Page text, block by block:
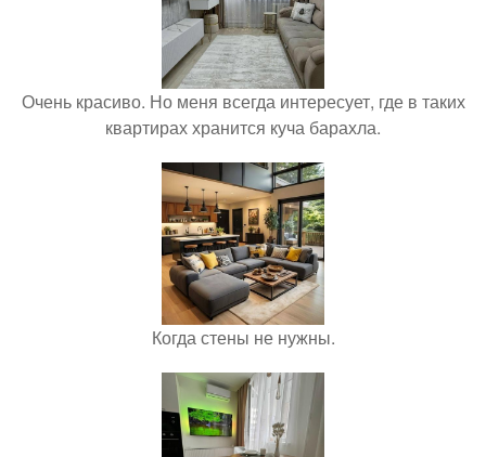
Очень красиво. Но меня всегда интересует, где в таких
квартирах хранится куча барахла.
Когда стены не нужны.